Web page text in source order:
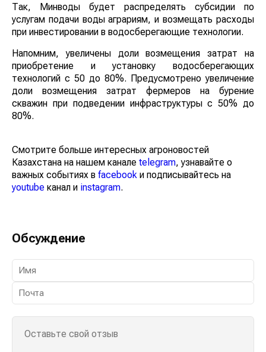
Так, Минводы будет распределять субсидии по
услугам подачи воды аграриям, и возмещать расходы
при инвестировании в водосберегающие технологии.
Напомним, увеличены доли возмещения затрат на
приобретение и установку водосберегающих
технологий с 50 до 80%. Предусмотрено увеличение
доли возмещения затрат фермеров на бурение
скважин при подведении инфраструктуры с 50% до
80%.
Смотрите больше интересных агроновостей
Казахстана на нашем канале telegram, узнавайте о
важных событиях в facebook и подписывайтесь на
youtube канал и instagram.
Обсуждение